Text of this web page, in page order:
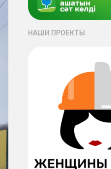
НАШИ ПРОЕКТЫ